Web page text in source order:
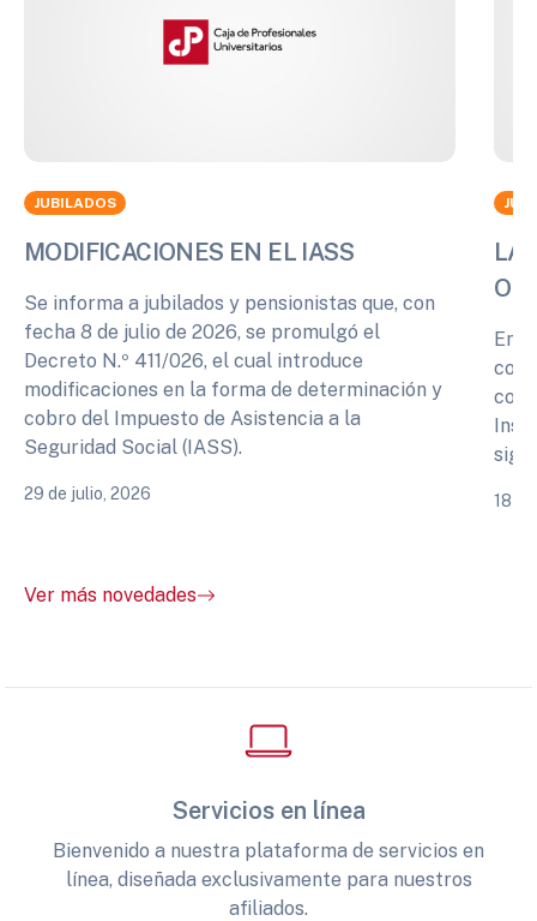
JUBILADOS
MODIFICACIONES EN EL IASS
Se informa a jubilados y pensionistas que, con
fecha 8 de julio de 2026, se promulgó el
Decreto N.º 411/026, el cual introduce
modificaciones en la forma de determinación y
cobro del Impuesto de Asistencia a la
Seguridad Social (IASS).
29 de julio, 2026
LA
En
18
Ver más novedades
Servicios en línea
Bienvenido a nuestra plataforma de servicios en
línea, diseñada exclusivamente para nuestros
afiliados.